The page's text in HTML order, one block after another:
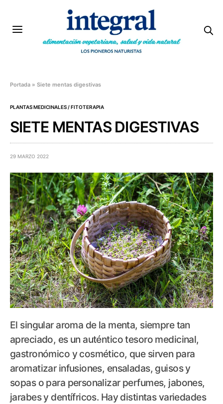
Portada »Siete mentas digestivas
PLANTAS MEDICINALES / FITOTERAPIA
SIETE MENTAS DIGESTIVAS
29 MARZO 2022
El singular aroma de la menta, siempre tan
apreciado, es un auténtico tesoro medicinal,
gastronómico y cosmético, que sirven para
aromatizar infusiones, ensaladas, guisos y
sopas o para personalizar perfumes, jabones,
jarabes y dentífricos. Hay distintas variedades